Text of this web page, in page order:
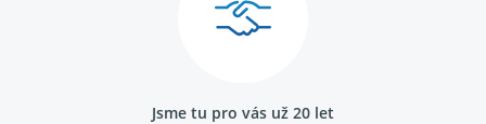
Jsme tu pro vás už 20 let